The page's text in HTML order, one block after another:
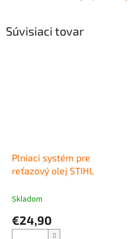
Súvisiaci tovar
Plniaci systém pre
reťazový olej STIHL
Skladom
€24,90